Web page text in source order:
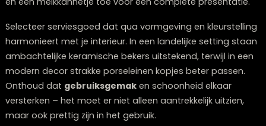
een minimale tijdsinvestering met een significant
de ambiance in je woonkamer. Bovendien is het een
aangename manier om de wisseling van de
omarmen en je woning telkens een vernieuwde
te geven.